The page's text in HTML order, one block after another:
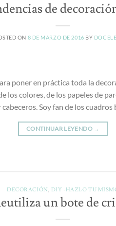
de
ON 8 DE MARZO DE 2016 BY
poner en práctica toda la
los colores, de los papeles de
Soy fan de los
CONTINUAR LEYENDO →
DECORACIÓN, DIY -HAZLO TU
un bote de